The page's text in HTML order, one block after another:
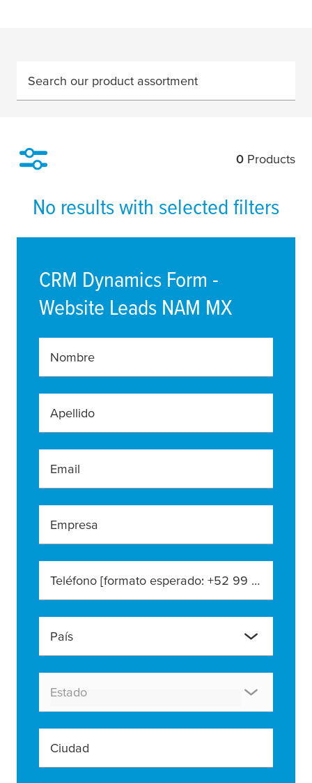
Search our product assortment
0 Products
No results with selected filters
CRM Dynamics Form -
Website Leads NAM MX
Nombre
Apellido
Email
Empresa
Teléfono [formato esperado: +52 99 99 99 9999]
País
Estado
Ciudad